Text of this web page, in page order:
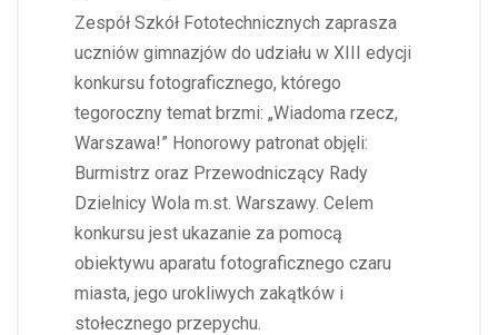
Zespół Szkół Fototechnicznych zaprasza
uczniów gimnazjów do udziału w XIII edycji
konkursu fotograficznego, którego
tegoroczny temat brzmi: „Wiadoma rzecz,
Warszawa!” Honorowy patronat objęli:
Burmistrz oraz Przewodniczący Rady
Dzielnicy Wola m.st. Warszawy. Celem
konkursu jest ukazanie za pomocą
obiektywu aparatu fotograficznego czaru
miasta, jego urokliwych zakątków i
stołecznego przepychu.